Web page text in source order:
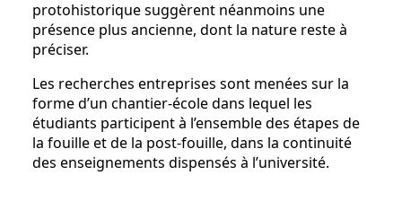
protohistorique suggèrent néanmoins une
présence plus ancienne, dont la nature reste à
préciser.
Les recherches entreprises sont menées sur la
forme d’un chantier-école dans lequel les
étudiants participent à l’ensemble des étapes de
la fouille et de la post-fouille, dans la continuité
des enseignements dispensés à l’université.